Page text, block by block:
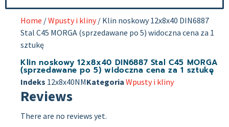
Home /Wpusty i kliny/ Klin noskowy 12x8x40 DIN6887
Stal C45 MORGA (sprzedawane po 5) widoczna cena za 1
sztukę
Klin noskowy 12x8x40 DIN6887 Stal C45 MORGA
(sprzedawane po 5) widoczna cena za 1 sztukę
Indeks 12x8x40NMKategoria Wpusty i kliny
Reviews
There are no reviews yet.